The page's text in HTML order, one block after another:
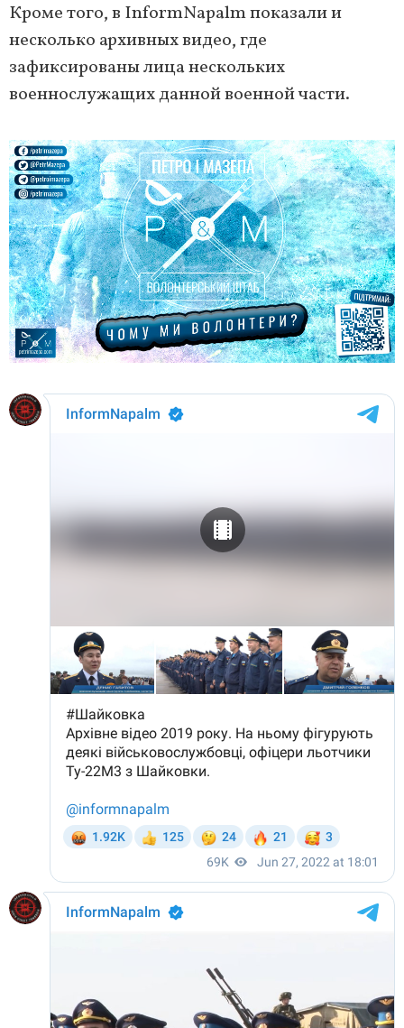
Кроме того, в InformNapalm показали и
несколько архивных видео, где
зафиксированы лица нескольких
военнослужащих данной военной части.